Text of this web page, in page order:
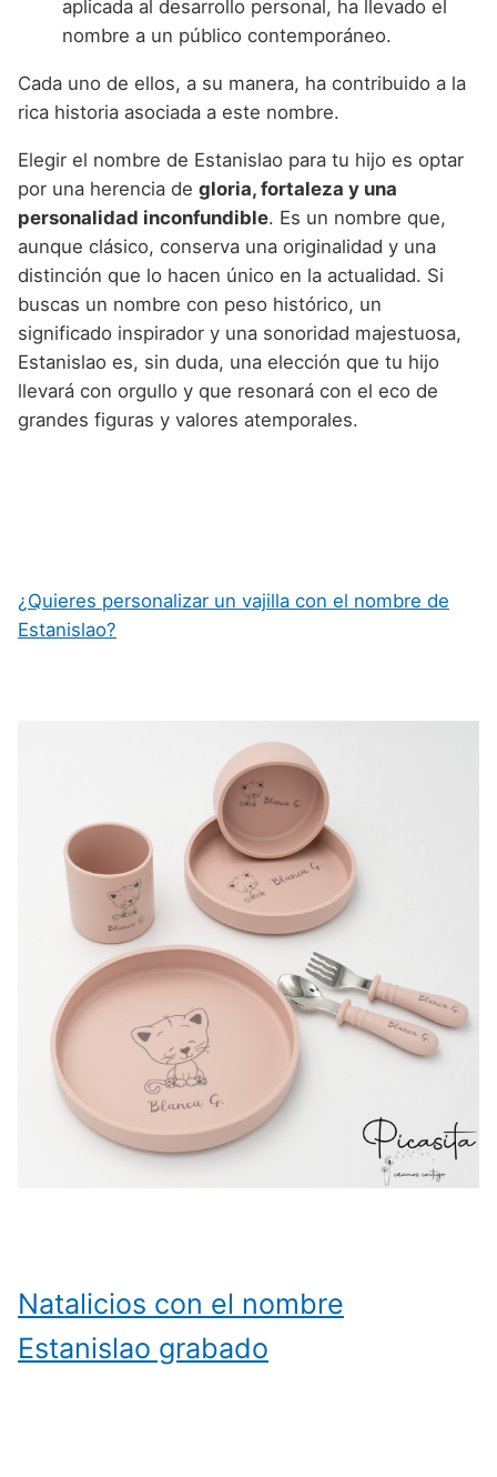
aplicada al desarrollo personal, ha llevado el
nombre a un público contemporáneo.
Cada uno de ellos, a su manera, ha contribuido a la
rica historia asociada a este nombre.
Elegir el nombre de Estanislao para tu hijo es optar
por una herencia de gloria, fortaleza y una
personalidad inconfundible. Es un nombre que,
aunque clásico, conserva una originalidad y una
distinción que lo hacen único en la actualidad. Si
buscas un nombre con peso histórico, un
significado inspirador y una sonoridad majestuosa,
Estanislao es, sin duda, una elección que tu hijo
llevará con orgullo y que resonará con el eco de
grandes figuras y valores atemporales.
¿Quieres personalizar un vajilla con el nombre de
Estanislao?
Natalicios con el nombre
Estanislao grabado